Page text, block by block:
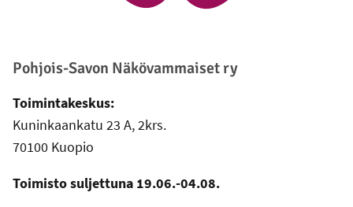
Pohjois-Savon Näkövammaiset ry
Toimintakeskus:
Kuninkaankatu 23 A, 2krs.
70100 Kuopio
Toimisto suljettuna 19.06.-04.08.